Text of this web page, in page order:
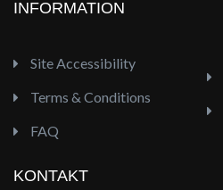
INFORMATION
Site Accessibility
Terms & Conditions
FAQ
KONTAKT